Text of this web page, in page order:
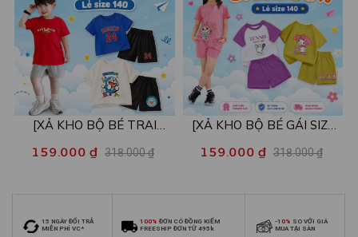
[XẢ KHO BỘ BÉ TRAI
nhiều mẫu - Quần áo bé trai
159.000 ₫ 318.000 ₫
[XẢ KHO BỘ BÉ GÁI SIZE
mẫu - Quần áo bé gái từ 26-
159.000 ₫ 318.000 ₫
15 NGÀY ĐỔI TRẢ
MIỄN PHÍ VC*
100% ĐƠN CÓ ĐỒNG KIỂM
FREESHIP ĐƠN TỪ 495k
-10% SO VỚI GIÁ
MUA TẠI SÀN